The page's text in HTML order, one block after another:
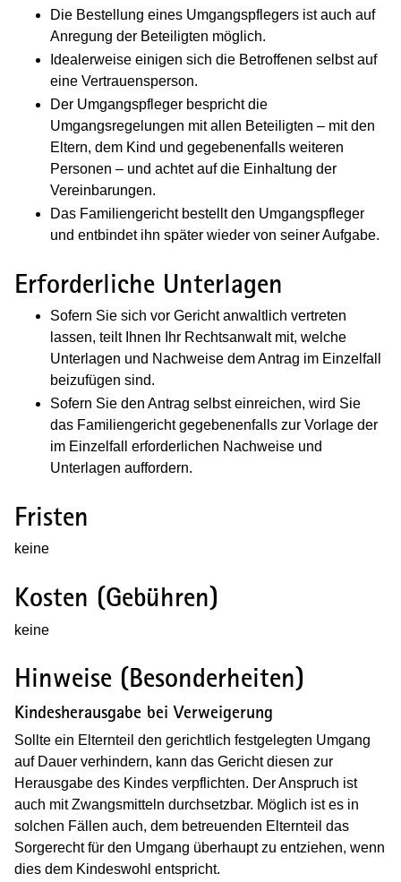
Die Bestellung eines Umgangspflegers ist auch auf
Anregung der Beteiligten möglich.
Idealerweise einigen sich die Betroffenen selbst auf
eine Vertrauensperson.
Der Umgangspfleger bespricht die
Umgangsregelungen mit allen Beteiligten – mit den
Eltern, dem Kind und gegebenenfalls weiteren
Personen – und achtet auf die Einhaltung der
Vereinbarungen.
Das Familiengericht bestellt den Umgangspfleger
und entbindet ihn später wieder von seiner Aufgabe.
Erforderliche Unterlagen
Sofern Sie sich vor Gericht anwaltlich vertreten
lassen, teilt Ihnen Ihr Rechtsanwalt mit, welche
Unterlagen und Nachweise dem Antrag im Einzelfall
beizufügen sind.
Sofern Sie den Antrag selbst einreichen, wird Sie
das Familiengericht gegebenenfalls zur Vorlage der
im Einzelfall erforderlichen Nachweise und
Unterlagen auffordern.
Fristen
keine
Kosten (Gebühren)
keine
Hinweise (Besonderheiten)
Kindesherausgabe bei Verweigerung
Sollte ein Elternteil den gerichtlich festgelegten Umgang
auf Dauer verhindern, kann das Gericht diesen zur
Herausgabe des Kindes verpflichten. Der Anspruch ist
auch mit Zwangsmitteln durchsetzbar. Möglich ist es in
solchen Fällen auch, dem betreuenden Elternteil das
Sorgerecht für den Umgang überhaupt zu entziehen, wenn
dies dem Kindeswohl entspricht.